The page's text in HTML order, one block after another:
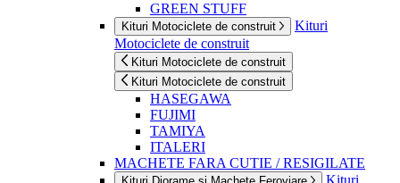
GREEN STUFF
Kituri Motociclete de construit
Kituri
Motociclete de construit
Kituri Motociclete de construit
Kituri Motociclete de construit
HASEGAWA
FUJIMI
TAMIYA
ITALERI
MACHETE FARA CUTIE / RESIGILATE